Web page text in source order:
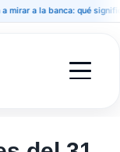
a la banca: qué significa